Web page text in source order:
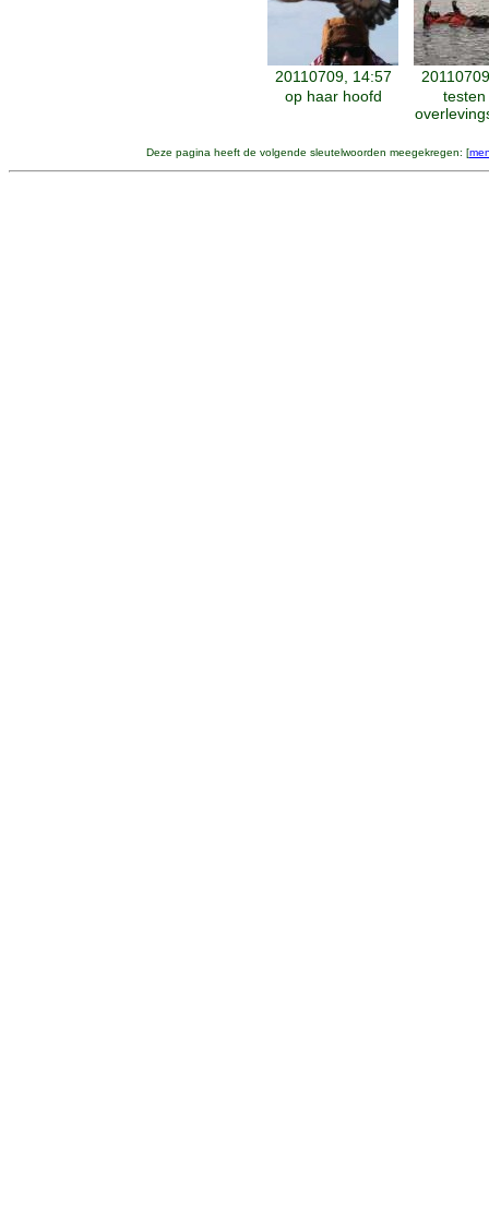
20110709, 14:57
op haar hoofd
testen
Deze pagina heeft de volgende sleutelwoorden meegekregen: [